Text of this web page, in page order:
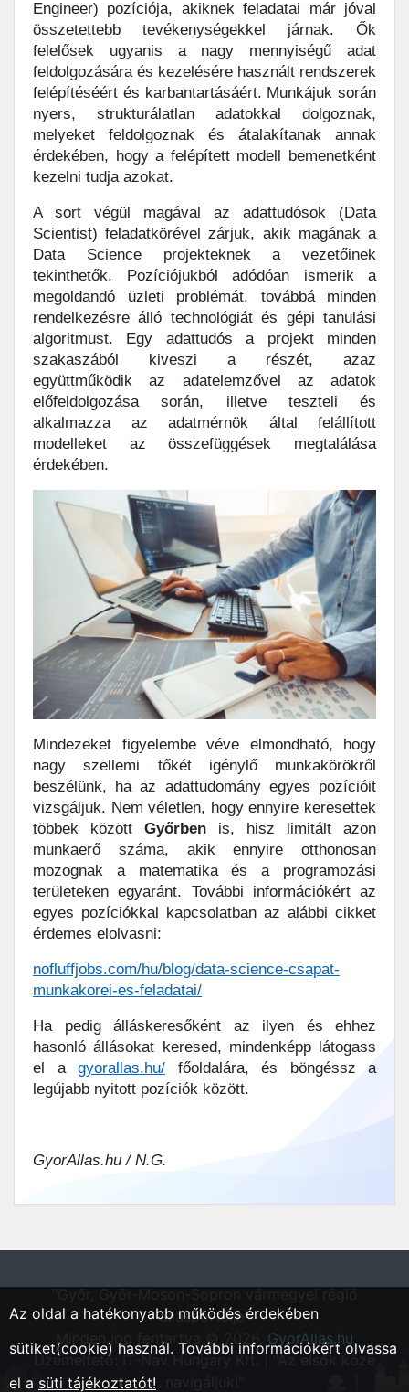
Engineer) pozíciója, akiknek feladatai már jóval
összetettebb tevékenységekkel járnak. Ők
felelősek ugyanis a nagy mennyiségű adat
feldolgozására és kezelésére használt rendszerek
felépítéséért és karbantartásáért. Munkájuk során
nyers, strukturálatlan adatokkal dolgoznak,
melyeket feldolgoznak és átalakítanak annak
érdekében, hogy a felépített modell bemenetként
kezelni tudja azokat.
A sort végül magával az adattudósok (Data
Scientist) feladatkörével zárjuk, akik magának a
Data Science projekteknek a vezetőinek
tekinthetők. Pozíciójukból adódóan ismerik a
megoldandó üzleti problémát, továbbá minden
rendelkezésre álló technológiát és gépi tanulási
algoritmust. Egy adattudós a projekt minden
szakaszából kiveszi a részét, azaz
együttműködik az adatelemzővel az adatok
előfeldolgozása során, illetve teszteli és
alkalmazza az adatmérnök által felállított
modelleket az összefüggések megtalálása
érdekében.
Mindezeket figyelembe véve elmondható, hogy
nagy szellemi tőkét igénylő munkakörökről
beszélünk, ha az adattudomány egyes pozícióit
vizsgáljuk. Nem véletlen, hogy ennyire keresettek
többek között Győrben is, hisz limitált azon
munkaerő száma, akik ennyire otthonosan
mozognak a matematika és a programozási
területeken egyaránt. További információkért az
egyes pozíciókkal kapcsolatban az alábbi cikket
érdemes elolvasni:
nofluffjobs.com/hu/blog/data-science-csapat-
munkakorei-es-feladatai/
Ha pedig álláskeresőként az ilyen és ehhez
hasonló állásokat keresed, mindenképp látogass
el a gyorallas.hu/ főoldalára, és böngéssz a
legújabb nyitott pozíciók között.
GyorAllas.hu / N.G.
állásportálja"
Minden jog fentartva © 2026. GyorAllas.hu
Üzemeltető: IT-Nav Hungary Kft. | "Az elsők közé
Az oldal a hatékonyabb működés érdekében
sütiket(cookie) használ. További információkért olvassa
el a süti tájékoztatót!